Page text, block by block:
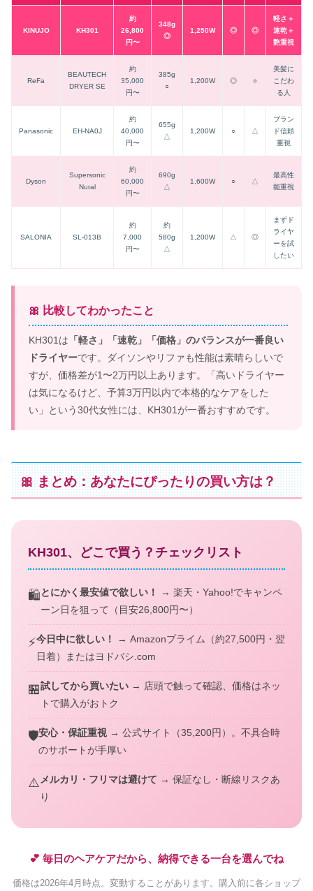
KINUJO KH301
約
26,800
円〜
348g
◎
1,250W ◎ ◎
軽さ＋
速乾＋
艶重視
ReFa
BEAUTECH
DRYER SE
約
35,000
円〜
385g
○
1,200W ◎ ○
美髪に
こだわ
る人
Panasonic EH-NA0J
約
40,000
円〜
655g
△
1,200W ○ △
ブラン
ド信頼
重視
Dyson
Supersonic
Nural
約
60,000
円〜
690g
△
1,600W ○ △
最高性
能重視
SALONIA SL-013B
約
7,000
円〜
約
580g
△
1,200W △ ◎
まずド
ライヤ
ーを試
したい
🎀 比較してわかったこと
KH301は 「軽さ」「速乾」「価格」のバランスが一番良い
ドライヤーです。ダイソンやリファも性能は素晴らしいで
すが、価格差が1〜2万円以上あります。「高いドライヤー
は気になるけど、予算3万円以内で本格的なケアをした
い」という30代女性には、KH301が一番おすすめです。
🎀 まとめ：あなたにぴったりの買い方は？
KH301、どこで買う？チェックリスト
🛍️とにかく最安値で欲しい！
→ 楽天・Yahoo!でキャンペ
ーン日を狙って（目安26,800円〜）
⚡今日中に欲しい！
→ Amazonプライム（約27,500円・翌
日着）またはヨドバシ.com
🏪試してから買いたい → 店頭で触って確認、価格はネッ
トで購入がおトク
🛡️安心・保証重視 → 公式サイト（35,200円）。不具合時
のサポートが手厚い
⚠️ メルカリ・フリマは避けて → 保証なし・断線リスクあ
り
💕 毎日のヘアケアだから、納得できる一台を選んでね
価格は2026年4月時点。変動することがあります。購入前に各ショップ